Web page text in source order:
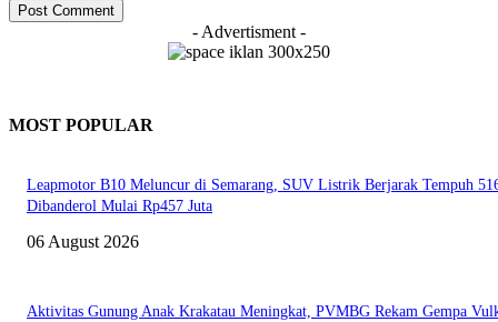
- Advertisment -
MOST POPULAR
Leapmotor B10 Meluncur di Semarang, SUV Listrik Berjarak Tempuh
Dibanderol Mulai Rp457 Juta
06 August 2026
Aktivitas Gunung Anak Krakatau Meningkat, PVMBG Rekam Gempa